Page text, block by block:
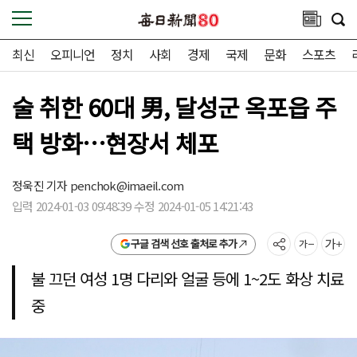
최신 오피니언 정치 사회 경제 국제 문화 스포츠
술 취한 60대 男, 달성군 옥포읍 주
택 방화…현장서 체포
정욱진 기자penchok@imaeil.com
입력 2024-01-03 09:48:39 수정 2024-01-05 14:21:43
구글 검색 선호 출처로 추가
불 끄던 여성 1명 다리와 얼굴 등에 1~2도 화상 치료
중